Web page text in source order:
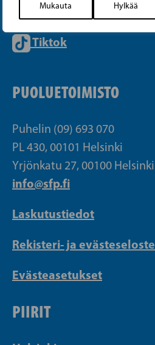
Mukauta Hylkää
Facebook
Tiktok
PUOLUETOIMISTO
Puhelin (09) 693 070
PL 430, 00101 Helsinki
Yrjönkatu 27, 00100 Helsinki
info@sfp.fi
Laskutustiedot
Rekisteri- ja evästeseloste
Evästeasetukset
PIIRIT